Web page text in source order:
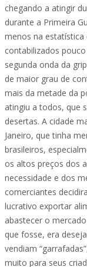
chegando a atingir
durante a Primeira
menos na
contabilizados
segunda onda da
de maior grau de
mais da metade da
atingiu a todos, que
desertas. A cidade
Janeiro, que tinha
brasileiros,
os altos preços dos
necessidade e dos
comerciantes
lucrativo exportar
abastecer o
que fosse, era
vendiam
muito para seus